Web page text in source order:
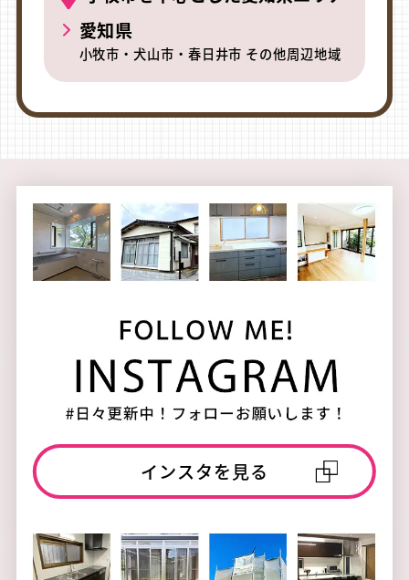
愛知県
小牧市・犬山市・春日井市 その他周辺地域
インスタを見る